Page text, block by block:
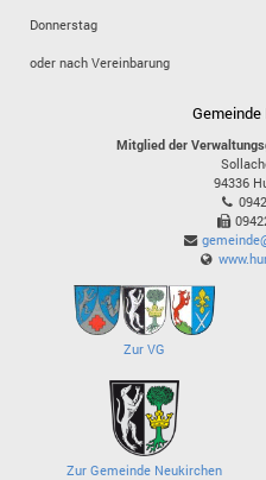
Donnerstag
oder nach Vereinbarung
Gemeinde
Mitglied der
94336
Zur VG
Zur Gemeinde Neukirchen